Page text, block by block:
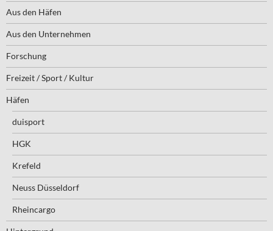
Aus den Häfen
Aus den Unternehmen
Forschung
Freizeit / Sport / Kultur
Häfen
duisport
HGK
Krefeld
Neuss Düsseldorf
Rheincargo